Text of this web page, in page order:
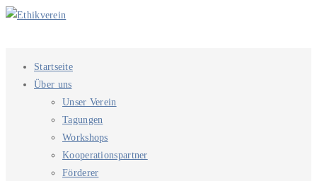
Startseite
Über uns
Unser Verein
Tagungen
Workshops
Kooperationspartner
Förderer